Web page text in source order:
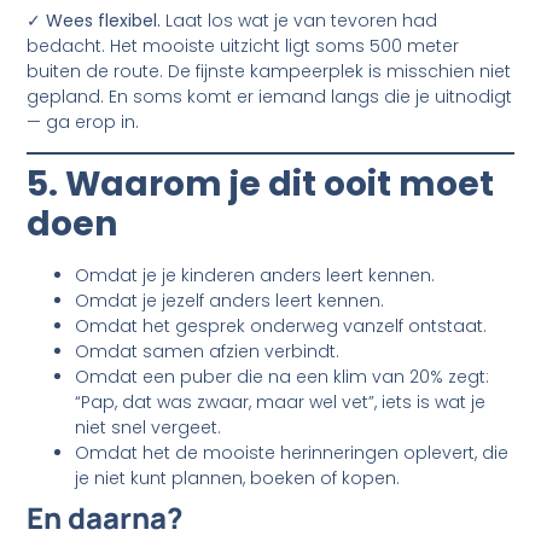
✓ Wees flexibel. Laat los wat je van tevoren had
bedacht. Het mooiste uitzicht ligt soms 500 meter
buiten de route. De fijnste kampeerplek is misschien niet
gepland. En soms komt er iemand langs die je uitnodigt
— ga erop in.
5. Waarom je dit ooit moet
doen
Omdat je je kinderen anders leert kennen.
Omdat je jezelf anders leert kennen.
Omdat het gesprek onderweg vanzelf ontstaat.
Omdat samen afzien verbindt.
Omdat een puber die na een klim van 20% zegt:
“Pap, dat was zwaar, maar wel vet”, iets is wat je
niet snel vergeet.
Omdat het de mooiste herinneringen oplevert, die
je niet kunt plannen, boeken of kopen.
En daarna?